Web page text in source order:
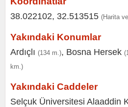
38.022102, 32.513515 (Harita
Yakındaki Konumlar
Ardıçlı (134 m.), Bosna Hersek
km.)
Yakındaki Caddeler
Selçuk Üniversitesi Alaaddin